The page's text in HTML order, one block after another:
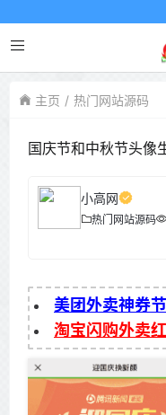
主页 热门网站源码
国庆节和中秋节头像
小高网
热门网站源码
美团外卖神券
淘宝闪购外卖